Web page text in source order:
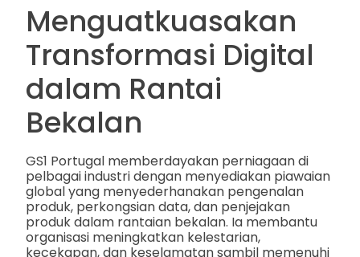
Menguatkuasakan
Transformasi Digital
dalam Rantai
Bekalan
GS1 Portugal memberdayakan perniagaan di
pelbagai industri dengan menyediakan piawaian
global yang menyederhanakan pengenalan
produk, perkongsian data, dan penjejakan
produk dalam rantaian bekalan. Ia membantu
organisasi meningkatkan kelestarian,
kecekapan, dan keselamatan sambil memenuhi